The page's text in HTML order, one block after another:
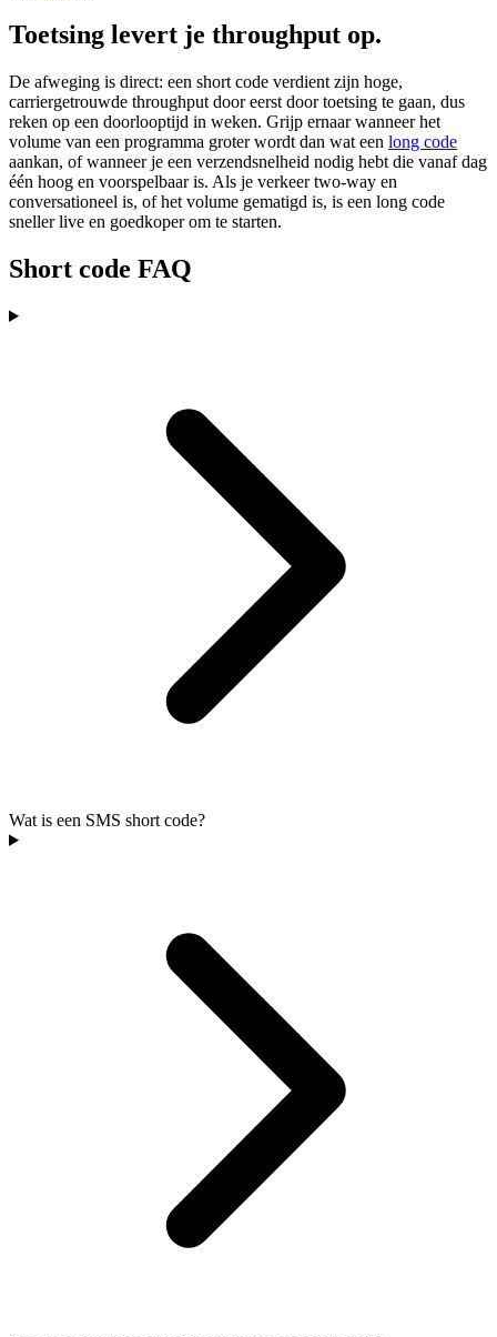
Toetsing levert je throughput op.
De afweging is direct: een short code verdient zijn hoge,
carriergetrouwde throughput door eerst door toetsing te gaan, dus
reken op een doorlooptijd in weken. Grijp ernaar wanneer het
volume van een programma groter wordt dan wat een long code
aankan, of wanneer je een verzendsnelheid nodig hebt die vanaf dag
één hoog en voorspelbaar is. Als je verkeer two-way en
conversationeel is, of het volume gematigd is, is een long code
sneller live en goedkoper om te starten.
Short code FAQ
Wat is een SMS short code?